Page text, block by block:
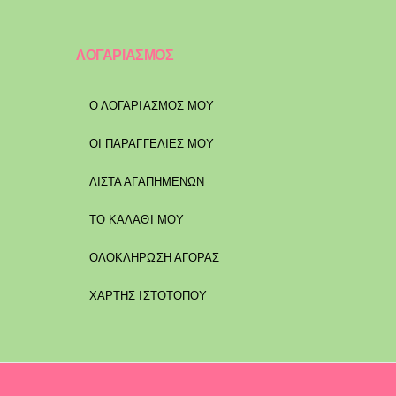
ΛΟΓΑΡΙΑΣΜΟΣ
Ο ΛΟΓΑΡΙΑΣΜΟΣ ΜΟΥ
ΟΙ ΠΑΡΑΓΓΕΛΙΕΣ ΜΟΥ
ΛΙΣΤΑ ΑΓΑΠΗΜΕΝΩΝ
ΤΟ ΚΑΛΑΘΙ ΜΟΥ
ΟΛΟΚΛΗΡΩΣΗ ΑΓΟΡΑΣ
ΧΑΡΤΗΣ ΙΣΤΟΤΟΠΟΥ